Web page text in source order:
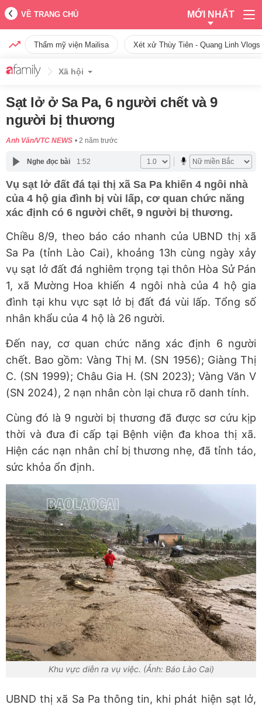
VỀ TRANG CHỦ MỚI NHẤT
Thẩm mỹ viện Mailisa Xét xử Thùy Tiên - Quang Linh
Xã hội
Sạt lở ở Sa Pa, 6 người chết và 9
người bị thương
Anh Văn/VTC NEWS 2 năm trước
Nghe đọc bài 1:52
Vụ sạt lở đất đá tại thị xã Sa Pa khiến 4 ngôi nhà
của 4 hộ gia đình bị vùi lấp, cơ quan chức năng
xác định có 6 người chết, 9 người bị thương.
Chiều 8/9, theo báo cáo nhanh của UBND thị xã
Sa Pa (tỉnh Lào Cai), khoảng 13h cùng ngày xảy
vụ sạt lở đất đá nghiêm trọng tại thôn Hòa Sử Pán
1, xã Mường Hoa khiến 4 ngôi nhà của 4 hộ gia
đình tại khu vực sạt lở bị đất đá vùi lấp. Tổng số
nhân khẩu của 4 hộ là 26 người.
Đến nay, cơ quan chức năng xác định 6 người
chết. Bao gồm: Vàng Thị M. (SN 1956); Giàng Thị
C. (SN 1999); Châu Gia H. (SN 2023); Vàng Văn V
(SN 2024), 2 nạn nhân còn lại chưa rõ danh tính.
Cùng đó là 9 người bị thương đã được sơ cứu kịp
thời và đưa đi cấp tại Bệnh viện đa khoa thị xã.
Hiện các nạn nhân chỉ bị thương nhẹ, đã tỉnh táo,
sức khỏa ổn định.
Khu vực diễn ra vụ việc. (Ảnh: Báo Lào Cai)
UBND thị xã Sa Pa thông tin, khi phát hiện sạt lở,